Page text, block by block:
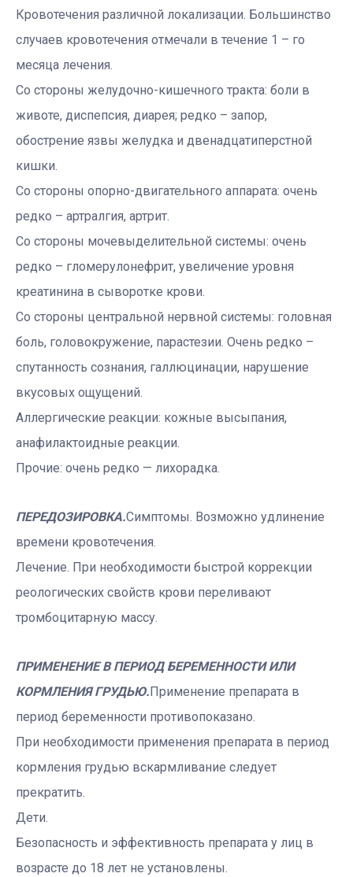
Кровотечения различной локализации. Большинство
случаев кровотечения отмечали в течение 1 – го
месяца лечения.
Со стороны желудочно-кишечного тракта: боли в
животе, диспепсия, диарея; редко – запор,
обострение язвы желудка и двенадцатиперстной
кишки.
Со стороны опорно-двигательного аппарата: очень
редко – артралгия, артрит.
Со стороны мочевыделительной системы: очень
редко – гломерулонефрит, увеличение уровня
креатинина в сыворотке крови.
Со стороны центральной нервной системы: головная
боль, головокружение, парастезии. Очень редко –
спутанность сознания, галлюцинации, нарушение
вкусовых ощущений.
Аллергические реакции: кожные высыпания,
анафилактоидные реакции.
Прочие: очень редко — лихорадка.
ПЕРЕДОЗИРОВКА.Симптомы. Возможно удлинение
времени кровотечения.
Лечение. При необходимости быстрой коррекции
реологических свойств крови переливают
тромбоцитарную массу.
ПРИМЕНЕНИЕ В ПЕРИОД БЕРЕМЕННОСТИ ИЛИ
КОРМЛЕНИЯ ГРУДЬЮ.Применение препарата в
период беременности противопоказано.
При необходимости применения препарата в период
кормления грудью вскармливание следует
прекратить.
Дети.
Безопасность и эффективность препарата у лиц в
возрасте до 18 лет не установлены.